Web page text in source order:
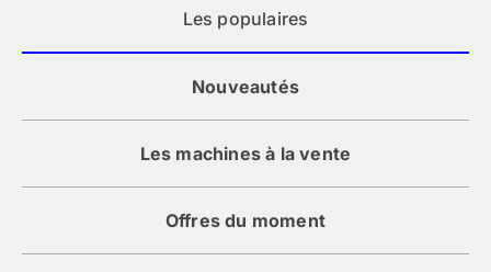
Les populaires
Nouveautés
Les machines à la vente
Offres du moment